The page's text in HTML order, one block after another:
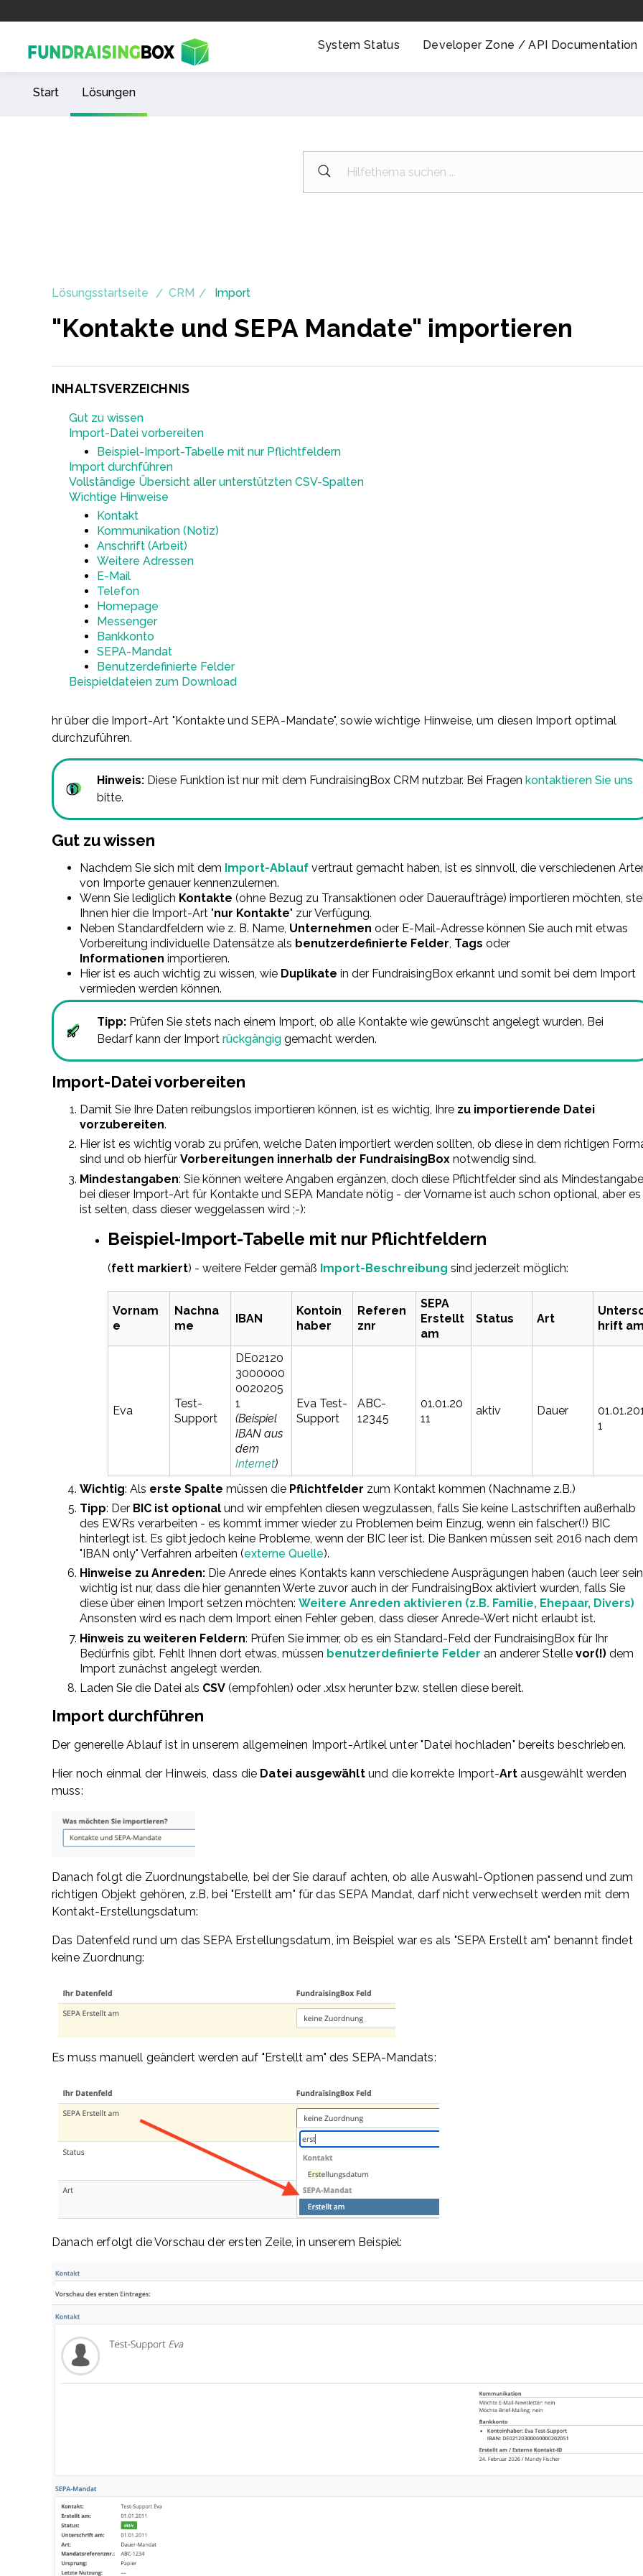
System Status Developer Zone / API Documentation
Start Lösungen
Lösungsstartseite CRM Import
"Kontakte und SEPA Mandate" importieren
INHALTSVERZEICHNIS
Gut zu wissen
Import-Datei vorbereiten
Beispiel-Import-Tabelle mit nur Pflichtfeldern
Import durchführen
Vollständige Übersicht aller unterstützten CSV-Spalten
Wichtige Hinweise
Kontakt
Kommunikation (Notiz)
Anschrift (Arbeit)
Weitere Adressen
E-Mail
Telefon
Homepage
Messenger
Bankkonto
SEPA-Mandat
Benutzerdefinierte Felder
Beispieldateien zum Download
hr über die Import-Art "Kontakte und SEPA-Mandate", sowie wichtige Hinweise, um diesen Import optimal
durchzuführen.
Hinweis: Diese Funktion ist nur mit dem FundraisingBox CRM nutzbar. Bei Fragen kontaktieren Sie uns
bitte.
Gut zu wissen
Nachdem Sie sich mit dem Import-Ablauf vertraut gemacht haben, ist es sinnvoll, die verschiedenen
von Importe genauer kennenzulernen.
Wenn Sie lediglich Kontakte (ohne Bezug zu Transaktionen oder Daueraufträge) importieren möchten,
Ihnen hier die Import-Art "nur Kontakte" zur Verfügung.
Neben Standardfeldern wie z. B. Name, Unternehmen oder E-Mail-Adresse können Sie auch mit etwas
Vorbereitung individuelle Datensätze als benutzerdefinierte Felder, Tags oder
Informationen importieren.
Hier ist es auch wichtig zu wissen, wie Duplikate in der FundraisingBox erkannt und somit bei dem Import
vermieden werden können.
Tipp: Prüfen Sie stets nach einem Import, ob alle Kontakte wie gewünscht angelegt wurden. Bei
Bedarf kann der Import rückgängig gemacht werden.
Import-Datei vorbereiten
Damit Sie Ihre Daten reibungslos importieren können, ist es wichtig, Ihre zu importierende Datei
vorzubereiten.
Hier ist es wichtig vorab zu prüfen, welche Daten importiert werden sollten, ob diese in dem richtigen
sind und ob hierfür Vorbereitungen innerhalb der FundraisingBox notwendig sind.
Mindestangaben: Sie können weitere Angaben ergänzen, doch diese Pflichtfelder sind als
bei dieser Import-Art für Kontakte und SEPA Mandate nötig - der Vorname ist auch schon optional, aber es
ist selten, dass dieser weggelassen wird ;-):
Beispiel-Import-Tabelle mit nur Pflichtfeldern
(fett markiert) - weitere Felder gemäß Import-Beschreibung sind jederzeit möglich:
Vornam
e
Nachna
me
IBAN
Kontoin
haber
Referen
znr
SEPA
Erstellt
am
Status Art
hrift
Eva
Test-
Support
DE02120
3000000
0020205
1
(Beispiel
IBAN aus
dem
Internet)
Eva Test-
Support
ABC-
12345
01.01.20
11
aktiv Dauer
1
Wichtig: Als erste Spalte müssen die Pflichtfelder zum Kontakt kommen (Nachname z.B.)
Tipp: Der BIC ist optional und wir empfehlen diesen wegzulassen, falls Sie keine Lastschriften außerhalb
des EWRs verarbeiten - es kommt immer wieder zu Problemen beim Einzug, wenn ein falscher(!) BIC
hinterlegt ist. Es gibt jedoch keine Probleme, wenn der BIC leer ist. Die Banken müssen seit 2016 nach dem
"IBAN only" Verfahren arbeiten (externe Quelle).
Hinweise zu Anreden: Die Anrede eines Kontakts kann verschiedene Ausprägungen haben (auch leer
wichtig ist nur, dass die hier genannten Werte zuvor auch in der FundraisingBox aktiviert wurden, falls Sie
diese über einen Import setzen möchten: Weitere Anreden aktivieren (z.B. Familie, Ehepaar, Divers)
Ansonsten wird es nach dem Import einen Fehler geben, dass dieser Anrede-Wert nicht erlaubt ist.
Hinweis zu weiteren Feldern: Prüfen Sie immer, ob es ein Standard-Feld der FundraisingBox für Ihr
Bedürfnis gibt. Fehlt Ihnen dort etwas, müssen benutzerdefinierte Felder an anderer Stelle vor(!) dem
Import zunächst angelegt werden.
Laden Sie die Datei als CSV (empfohlen) oder .xlsx herunter bzw. stellen diese bereit.
Import durchführen
Der generelle Ablauf ist in unserem allgemeinen Import-Artikel unter "Datei hochladen" bereits beschrieben.
Hier noch einmal der Hinweis, dass die Datei ausgewählt und die korrekte Import-Art ausgewählt werden
muss:
Danach folgt die Zuordnungstabelle, bei der Sie darauf achten, ob alle Auswahl-Optionen passend und zum
richtigen Objekt gehören, z.B. bei "Erstellt am" für das SEPA Mandat, darf nicht verwechselt werden mit dem
Kontakt-Erstellungsdatum:
Das Datenfeld rund um das SEPA Erstellungsdatum, im Beispiel war es als "SEPA Erstellt am" benannt findet
keine Zuordnung:
Es muss manuell geändert werden auf "Erstellt am" des SEPA-Mandats:
Danach erfolgt die Vorschau der ersten Zeile, in unserem Beispiel: